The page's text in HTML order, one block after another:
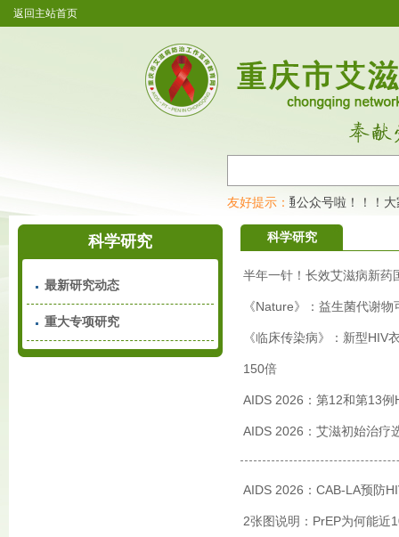
返回主站首页
友好提示：
重庆市艾滋病防治工作宣传教育网开通公众号啦！！！
科学研究
最新研究动态
重大专项研究
科学研究
半年一针！长效艾滋病新药
《Nature》：益生菌代谢
《临床传染病》：新型HIV
150倍
AIDS 2026：第12和第13
AIDS 2026：艾滋初始治疗
AIDS 2026：CAB-LA预防
2张图说明：PrEP为何能近